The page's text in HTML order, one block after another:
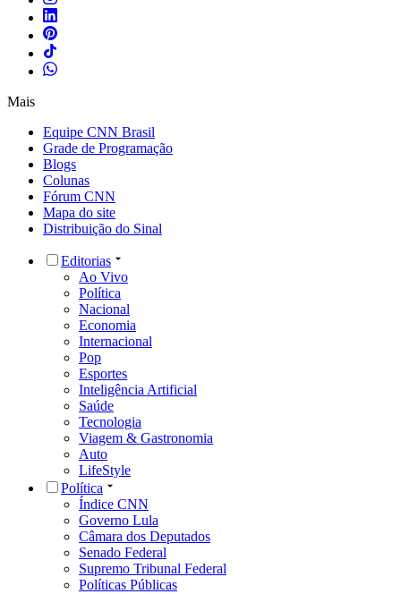
Mais
Equipe CNN Brasil
Grade de Programação
Blogs
Colunas
Fórum CNN
Mapa do site
Distribuição do Sinal
Editorias
Ao Vivo
Política
Nacional
Economia
Internacional
Pop
Esportes
Inteligência Artificial
Saúde
Tecnologia
Viagem & Gastronomia
Auto
LifeStyle
Política
Índice CNN
Governo Lula
Câmara dos Deputados
Senado Federal
Supremo Tribunal Federal
Políticas Públicas